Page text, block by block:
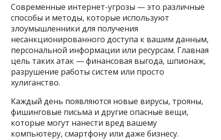
Современные интернет-угрозы — это различные
способы и методы, которые используют
злоумышленники для получения
несанкционированного доступа к вашим данным,
персональной информации или ресурсам. Главная
цель таких атак — финансовая выгода, шпионаж,
разрушение работы систем или просто
хулиганство.
Каждый день появляются новые вирусы, трояны,
фишинговые письма и другие опасные вещи,
которые могут нанести вред вашему
компьютеру, смартфону или даже бизнесу.